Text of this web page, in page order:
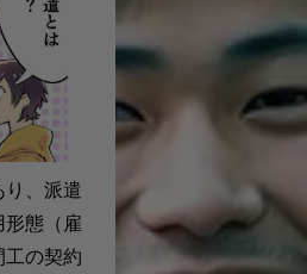
り、派遣
形態（雇
工の契約